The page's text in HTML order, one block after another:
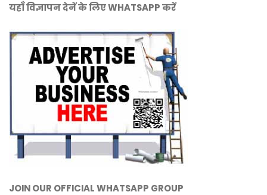
यहाँ विज्ञापन देनें के लिए WHATSAPP करें
JOIN OUR OFFICIAL WHATSAPP GROUP